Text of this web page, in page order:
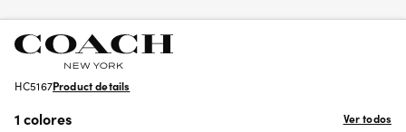
HC5167Product details
1 colores
Ver todos